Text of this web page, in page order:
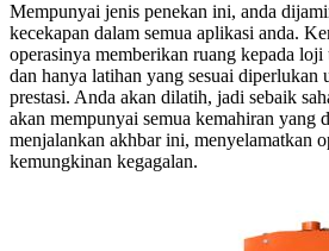
Mempunyai jenis penekan ini, anda
kecekapan dalam semua aplikasi anda.
operasinya memberikan ruang kepada
dan hanya latihan yang sesuai diperlukan
prestasi. Anda akan dilatih, jadi sebaik
akan mempunyai semua kemahiran yang
menjalankan akhbar ini, menyelamatkan
kemungkinan kegagalan.